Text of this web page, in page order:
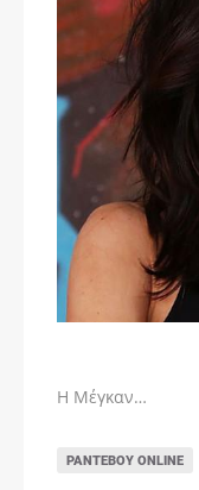
Η Μέγκαν…
ΡΑΝΤΕΒΟΎ ONLINE